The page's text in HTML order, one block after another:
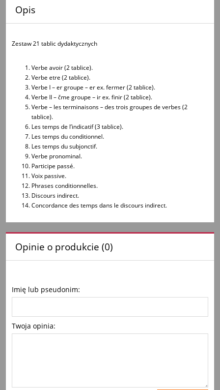
Opis
Zestaw 21 tablic dydaktycznych
Verbe avoir (2 tablice).
Verbe etre (2 tablice).
Verbe I – er groupe – er ex. fermer (2 tablice).
Verbe II – čme groupe – ir ex. finir (2 tablice).
Verbe – les terminaisons – des trois groupes de verbes (2
tablice).
Les temps de l’indicatif (3 tablice).
Les temps du conditionnel.
Les temps du subjonctif.
Verbe pronominal.
Participe passé.
Voix passive.
Phrases conditionnelles.
Discours indirect.
Concordance des temps dans le discours indirect.
Opinie o produkcie (0)
Imię lub pseudonim:
Twoja opinia: